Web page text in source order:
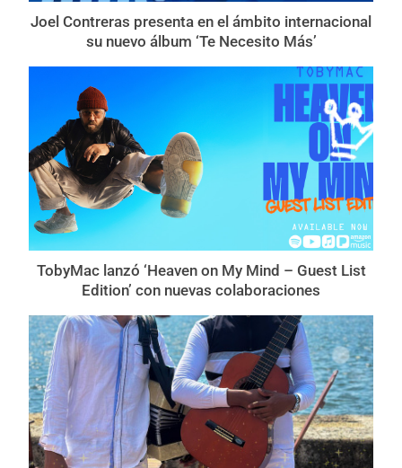
Joel Contreras presenta en el ámbito internacional
su nuevo álbum ‘Te Necesito Más’
TobyMac lanzó ‘Heaven on My Mind – Guest List
Edition’ con nuevas colaboraciones